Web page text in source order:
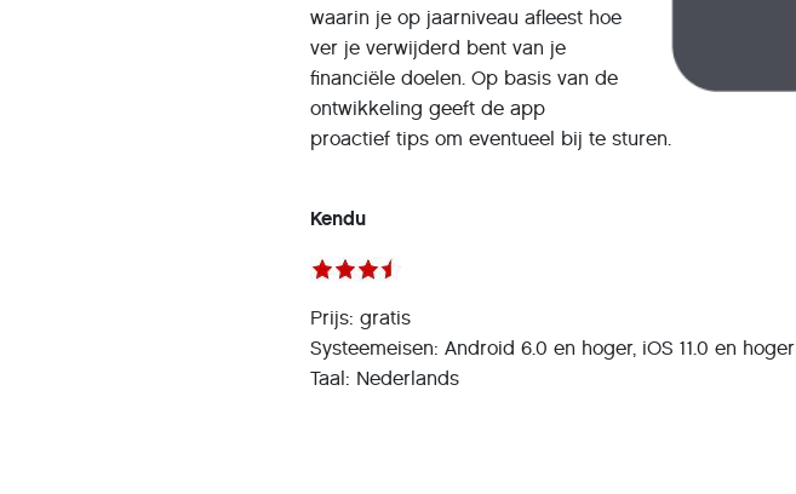
waarin je op jaarniveau afleest hoe
ver je verwijderd bent van je
financiële doelen. Op basis van de
ontwikkeling geeft de app
proactief tips om eventueel bij te sturen.
Kendu
Prijs: gratis
Systeemeisen: Android 6.0 en hoger, iOS 11.0 en hoger
Taal: Nederlands